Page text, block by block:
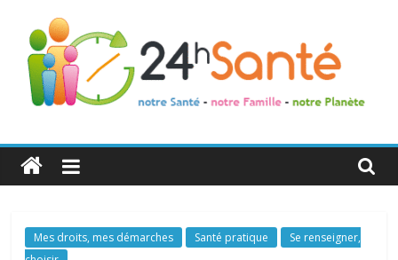
24h
Santé
La
santé
Mes droits, mes démarches Santé pratique
Se renseigner,